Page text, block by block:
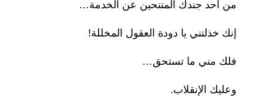
من أحد جندك المتنحين عن الخدمة…
إنك خذلتني يا دودة العقول المخللة!
فلك مني ما تستحق…
وعليك الإنقلاب.